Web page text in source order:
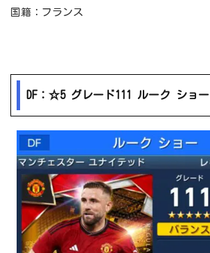
国籍：フランス
DF：☆5 グレード111 ルーク ショー